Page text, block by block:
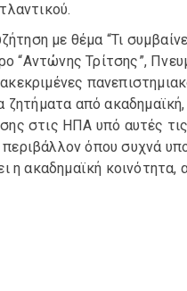
με θέμα “Τι
“Αντώνης Τρίτσης”,
από ακαδημαϊκή,
στις ΗΠΑ υπό αυτές τις
όπου συχνά
η ακαδημαϊκή κοινότητα,